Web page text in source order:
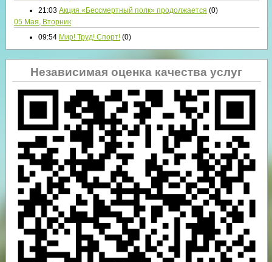
21:03 Акция «Бессмертный полк» продолжается (0)
05 Мая, Вторник
09:54 Мир! Труд! Спорт! (0)
Независимая оценка качества услуг